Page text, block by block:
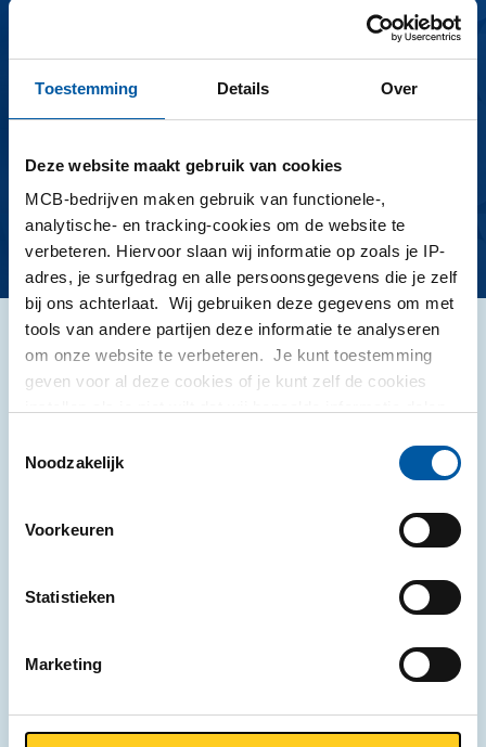
Toestemming Details Over
Deze website maakt gebruik van cookies
MCB-bedrijven maken gebruik van functionele-,
analytische- en tracking-cookies om de website te
verbeteren. Hiervoor slaan wij informatie op zoals je IP-
adres, je surfgedrag en alle persoonsgegevens die je zelf
bij ons achterlaat. Wij gebruiken deze gegevens om met
tools van andere partijen deze informatie te analyseren
om onze website te verbeteren. Je kunt toestemming
geven voor al deze cookies of je kunt zelf de cookies
partijen waarmee wij samenwerken vind je in ons
Noodzakelijk
Voorkeuren
Statistieken
Marketing
Zoeken
MCB Blog